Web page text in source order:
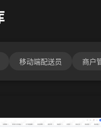
移动端配送员 商户